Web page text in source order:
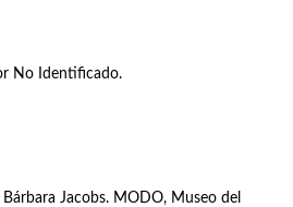
No Identificado.
Jacobs. MODO, Museo del